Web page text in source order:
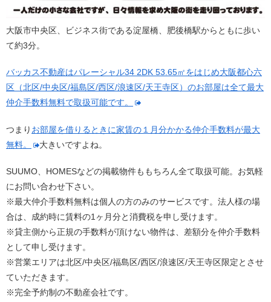
大阪市中央区、ビジネス街である淀屋橋、肥後橋駅からともに歩い
て約3分。
バッカス不動産はパレーシャル34 2DK 53.65㎡をはじめ大阪都心六
区（北区/中央区/福島区/西区/浪速区/天王寺区）のお部屋は全て最大
仲介手数料無料で取扱可能です。
つまり お部屋を借りるときに家賃の１月分かかる仲介手数料が最大
無料。
大きいですよね。
SUUMO、HOMESなどの掲載物件ももちろん全て取扱可能。お気軽
にお問い合わせ下さい。
※最大仲介手数料無料は個人の方のみのサービスです。法人様の場
合は、成約時に賃料の1ヶ月分と消費税を申し受けます。
※貸主側から正規の手数料が頂けない物件は、差額分を仲介手数料
として申し受けます。
※営業エリアは北区/中央区/福島区/西区/浪速区/天王寺区限定とさせ
ていただきます。
※完全予約制の不動産会社です。